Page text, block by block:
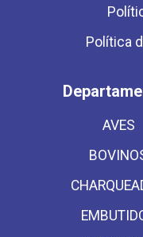
Política
AVES